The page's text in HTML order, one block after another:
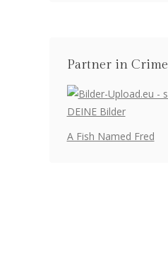
Partner in Crime
A Fish Named Fred